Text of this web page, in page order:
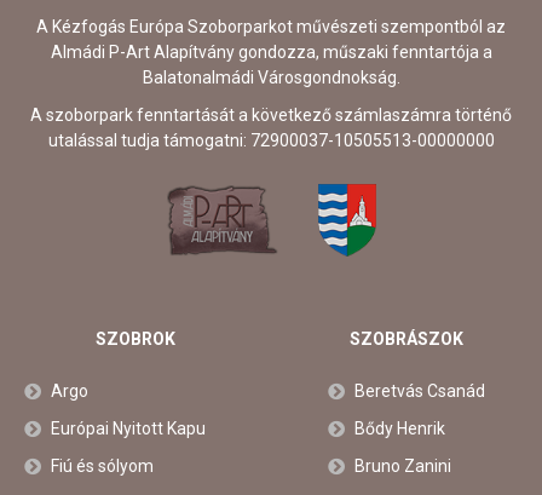
A Kézfogás Európa Szoborparkot művészeti szempontból az
Almádi P-Art Alapítvány gondozza, műszaki fenntartója a
Balatonalmádi Városgondnokság.
A szoborpark fenntartását a következő számlaszámra történő
utalással tudja támogatni: 72900037-10505513-00000000
SZOBROK
Argo
Európai Nyitott Kapu
Fiú és sólyom
SZOBRÁSZOK
Beretvás Csanád
Bődy Henrik
Bruno Zanini